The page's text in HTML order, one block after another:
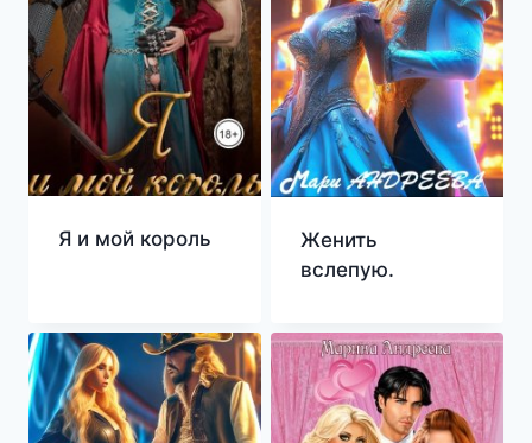
Я и мой король
Женить
вслепую.